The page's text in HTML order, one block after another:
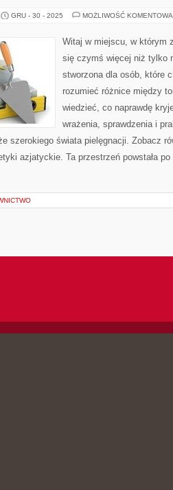
GRU - 30 - 2025 MOŻLIWOŚĆ
Witaj w miejscu, w którym
się czymś więcej niż tylko
stworzona dla osób, które
rozumieć różnice między
wiedzieć, co naprawdę
wrażenia, sprawdzenia i
szerokiego świata pielęgnacji. Zobacz
azjatyckie. Ta przestrzeń powstała po